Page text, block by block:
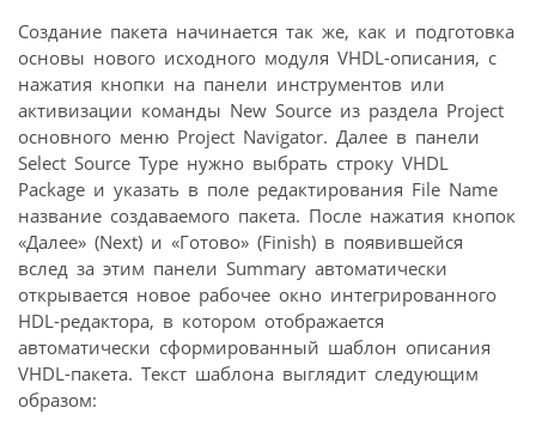
Создание пакета начинается так же, как и подготовка
основы нового исходного модуля VHDL-описания, с
нажатия кнопки на панели инструментов или
активизации команды New Source из раздела Project
основного меню Project Navigator. Далее в панели
Select Source Type нужно выбрать строку VHDL
Package и указать в поле редактирования File Name
название создаваемого пакета. После нажатия кнопок
«Далее» (Next) и «Готово» (Finish) в появившейся
вслед за этим панели Summary автоматически
открывается новое рабочее окно интегрированного
HDL-редактора, в котором отображается
автоматически сформированный шаблон описания
VHDL-пакета. Текст шаблона выглядит следующим
образом: